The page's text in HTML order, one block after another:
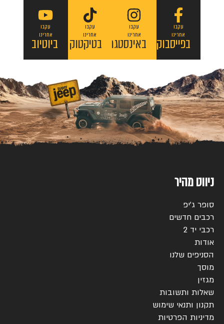
עקבו
אחרינו
בפייסבוק
עקבו
אחרינו
באינסטגרם
עקבו
אחרינו
ביוטיוב
עקבו
אחרינו
בטיקטוק
ניווט מהיר
סופר ג’יפ
רכבים חדשים
רכבי יד 2
אודות
הסניפים שלנו
מוסך
מגזין
שאלות ותשובות
תקנון ותנאי שימוש
מדיניות הפרטיות